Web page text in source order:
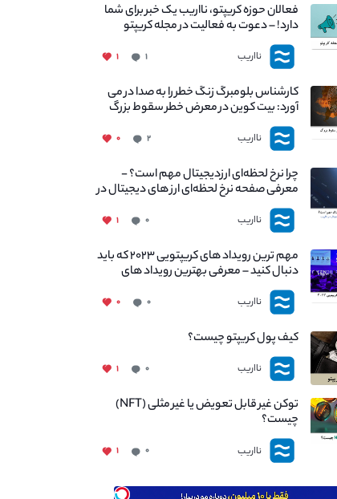
فعالان حوزه کریپتو، نااریب یک خبر برای شما
دارد! – دعوت به فعالیت در مجله کریپتو
نااریب ۱ ۱
کارشناس بلومبرگ زنگ خطر را به صدا در می
آورد: بیت کوین در معرض خطر سقوط بزرگ
است - دلیل آن چیست؟
نااریب ۲ ۰
چرا نرخ لحظه‌ای ارزدیجیتال مهم است؟ -
معرفی صفحه نرخ لحظه‌ای ارز های دیجیتال در
نااریب
نااریب ۰ ۱
مهم ترین رویداد های کریپتویی ۲۰۲۳ که باید
دنبال کنید – معرفی بهترین رویداد های
جهانی
نااریب ۰ ۰
کیف پول کریپتو چیست؟
نااریب ۰ ۱
توکن غیر قابل تعویض یا غیر مثلی (NFT)
چیست؟
نااریب ۰ ۱